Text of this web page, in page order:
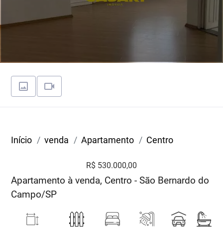
Início venda Apartamento Centro
R$ 530.000,00
Apartamento à venda, Centro - São Bernardo do
Campo/SP